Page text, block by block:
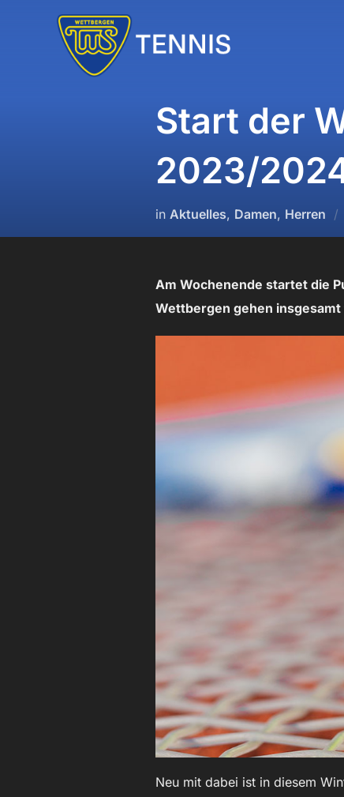
Start der
2023/
in Aktuelles, Damen, Herren
Am Wochenende startet die
Wettbergen gehen
Neu mit dabei ist in diesem